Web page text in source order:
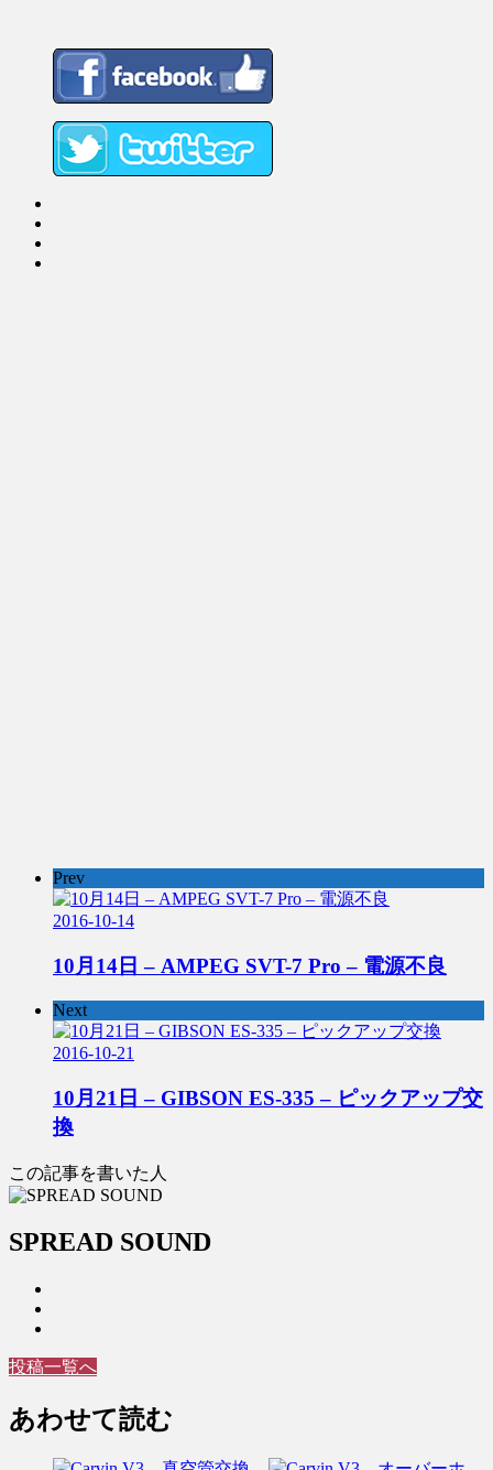
Prev
2016-10-14
10月14日 – AMPEG SVT-7 Pro – 電源不良
Next
2016-10-21
10月21日 – GIBSON ES-335 – ピックアップ交
換
この記事を書いた人
SPREAD SOUND
投稿一覧へ
あわせて読む